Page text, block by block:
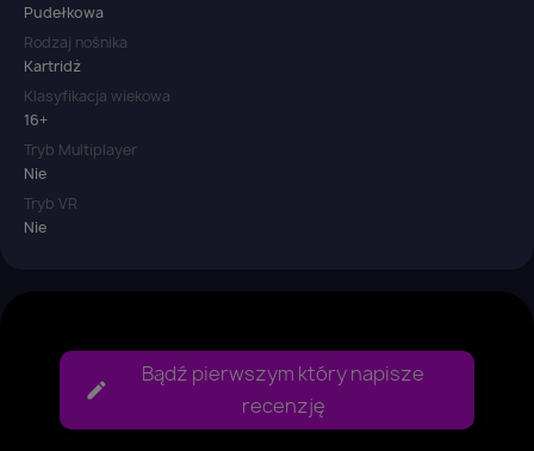
Pudełkowa
Rodzaj nośnika
Kartridż
Klasyfikacja wiekowa
16+
Tryb Multiplayer
Nie
Tryb VR
Nie
Bądź pierwszym który napisze
recenzję